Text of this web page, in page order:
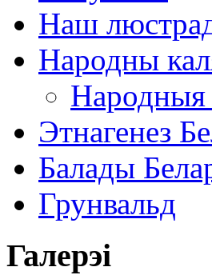
Наш
Народны
Народныя
Этнагенез
Балады
Грунвальд
Галерэі